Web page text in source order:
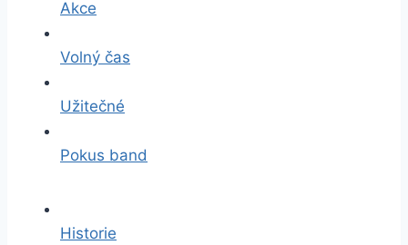
Akce
Volný čas
Užitečné
Pokus band
Historie